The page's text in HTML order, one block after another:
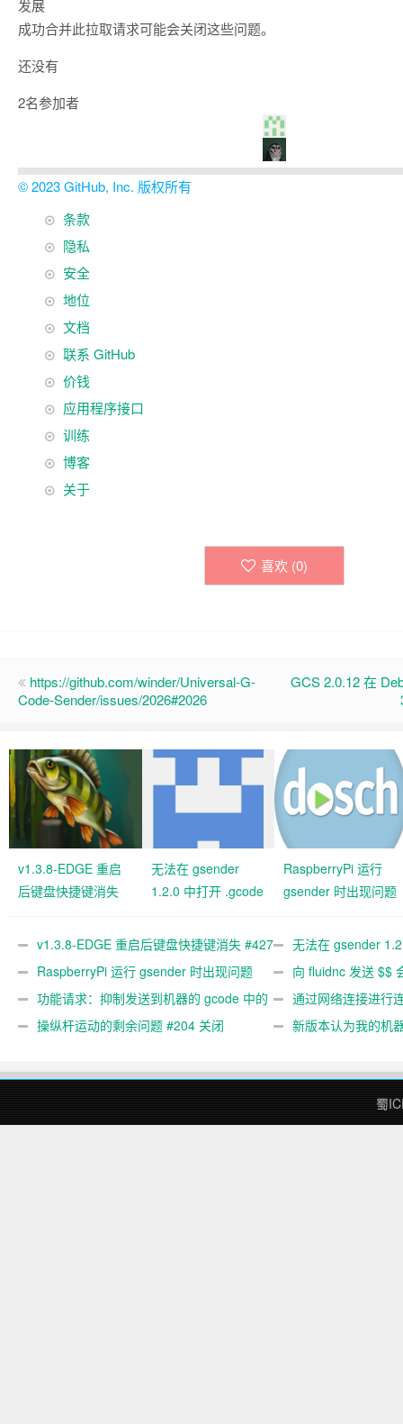
发展
成功合并此拉取请求可能会关闭这些问题。
还没有
2名参加者
© 2023 GitHub, Inc. 版权所有
页
脚
导
条款
隐私
安全
地位
文档
联系 GitHub
价钱
应用程序接口
训练
博客
关于
喜欢 (0)
https://github.com/winder/Universal-G-
Code-Sender/issues/2026#2026
GCS 2.0.12 在
v1.3.8-EDGE 重启
后键盘快捷键消失
无法在 gsender
1.2.0 中打开 .gcode
RaspberryPi 运行
gsender 时出现问题
v1.3.8-EDGE 重启后键盘快捷键消失 #427
关闭
无法在 gsender
#367
RaspberryPi 运行 gsender 时出现问题
#89
向 fluidnc 发送 $$
#473
功能请求：抑制发送到机器的 gcode 中的
gcode 注释。 #444 关闭
通过网络连接进行
操纵杆运动的剩余问题 #204 关闭
新版本认为我的机
蜀